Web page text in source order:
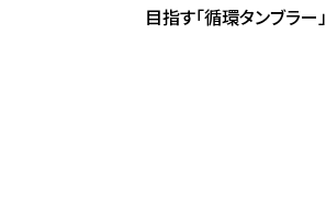
目指す「循環タンブラー」